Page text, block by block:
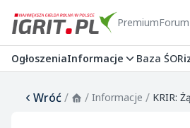
PremiumForum
OgłoszeniaInformacje Baza ŚOR
Wróć/ / Informacje / KRIR: